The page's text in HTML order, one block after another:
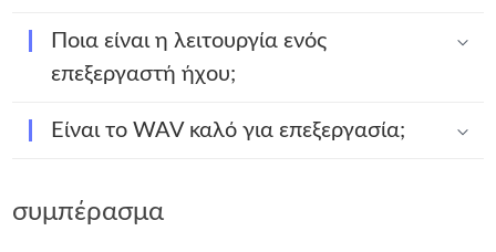
Ποια είναι η λειτουργία ενός
επεξεργαστή ήχου;
Είναι το WAV καλό για επεξεργασία;
συμπέρασμα